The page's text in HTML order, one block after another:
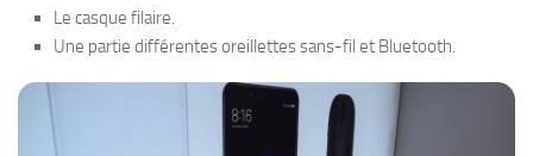
Le casque filaire.
Une partie différentes oreillettes sans-fil et Bluetooth.